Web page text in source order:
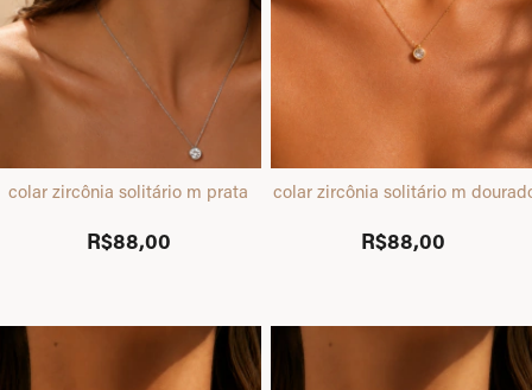
colar zircônia solitário m prata
R$88,00
colar zircônia solitário m
R$88,00